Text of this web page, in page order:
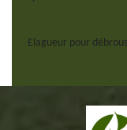
Elagueur pour